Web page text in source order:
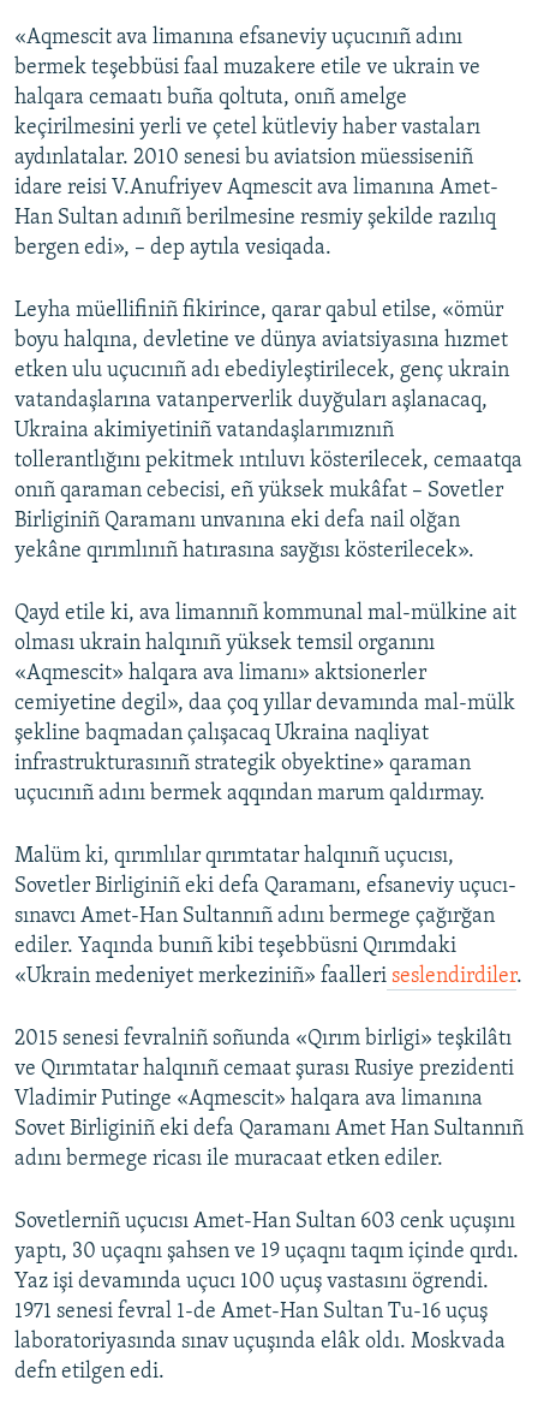
«Aqmescit ava limanına efsaneviy uçucınıñ adını
bermek teşebbüsi faal muzakere etile ve ukrain ve
halqara cemaatı buña qoltuta, onıñ amelge
keçirilmesini yerli ve çetel kütleviy haber vastaları
aydınlatalar. 2010 senesi bu aviatsion müessiseniñ
idare reisi V.Anufriyev Aqmescit ava limanına Amet-
Han Sultan adınıñ berilmesine resmiy şekilde razılıq
bergen edi», – dep aytıla vesiqada.
Leyha müellifiniñ fikirince, qarar qabul etilse, «ömür
boyu halqına, devletine ve dünya aviatsiyasına hızmet
etken ulu uçucınıñ adı ebediyleştirilecek, genç ukrain
vatandaşlarına vatanperverlik duyğuları aşlanacaq,
Ukraina akimiyetiniñ vatandaşlarımıznıñ
tollerantlığını pekitmek ıntıluvı kösterilecek, cemaatqa
onıñ qaraman cebecisi, eñ yüksek mukâfat – Sovetler
Birliginiñ Qaramanı unvanına eki defa nail olğan
yekâne qırımlınıñ hatırasına sayğısı kösterilecek».
Qayd etile ki, ava limannıñ kommunal mal-mülkine ait
olması ukrain halqınıñ yüksek temsil organını
«Aqmescit» halqara ava limanı» aktsionerler
cemiyetine degil», daa çoq yıllar devamında mal-mülk
şekline baqmadan çalışacaq Ukraina naqliyat
infrastrukturasınıñ strategik obyektine» qaraman
uçucınıñ adını bermek aqqından marum qaldırmay.
Malüm ki, qırımlılar qırımtatar halqınıñ uçucısı,
Sovetler Birliginiñ eki defa Qaramanı, efsaneviy uçucı-
sınavcı Amet-Han Sultannıñ adını bermege çağırğan
ediler. Yaqında bunıñ kibi teşebbüsni Qırımdaki
«Ukrain medeniyet merkeziniñ» faalleri seslendirdiler.
2015 senesi fevralniñ soñunda «Qırım birligi» teşkilâtı
ve Qırımtatar halqınıñ cemaat şurası Rusiye prezidenti
Vladimir Putinge «Aqmescit» halqara ava limanına
Sovet Birliginiñ eki defa Qaramanı Amet Han Sultannıñ
adını bermege ricası ile muracaat etken ediler.
Sovetlerniñ uçucısı Amet-Han Sultan 603 cenk uçuşını
yaptı, 30 uçaqnı şahsen ve 19 uçaqnı taqım içinde qırdı.
Yaz işi devamında uçucı 100 uçuş vastasını ögrendi.
1971 senesi fevral 1-de Amet-Han Sultan Tu-16 uçuş
laboratoriyasında sınav uçuşında elâk oldı. Moskvada
defn etilgen edi.